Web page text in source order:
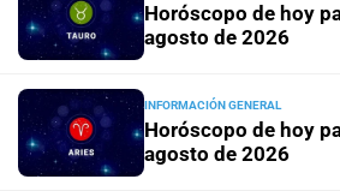
Repercusiones tras el
sobre la reforma previsional: para
Horóscopo de hoy
agosto de 2026
INFORMACIÓN GENERAL
Horóscopo de hoy
agosto de 2026